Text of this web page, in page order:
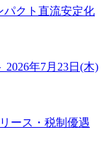
パクト直流安定化
2026年7月23日(木)
ース・税制優遇